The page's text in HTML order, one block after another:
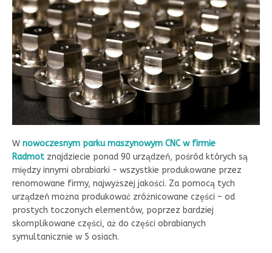
W nowoczesnym parku maszynowym CNC w firmie
Radmotznajdziecie ponad 90 urządzeń, pośród których są
między innymi obrabiarki – wszystkie produkowane przez
renomowane firmy, najwyższej jakości. Za pomocą tych
urządzeń można produkować zróżnicowane części – od
prostych toczonych elementów, poprzez bardziej
skomplikowane części, aż do części obrabianych
symultanicznie w 5 osiach.